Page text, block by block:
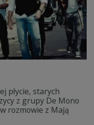
płycie, starych
z grupy De Mono
rozmowie z Mają